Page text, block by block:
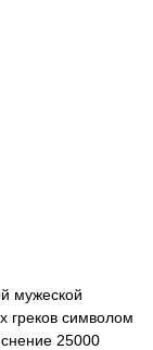
мужеской
греков символом
25000